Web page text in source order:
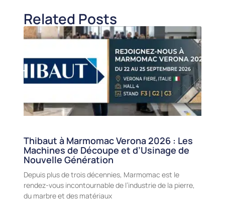
Related Posts
Thibaut à Marmomac Verona 2026 : Les
Machines de Découpe et d’Usinage de
Nouvelle Génération
Depuis plus de trois décennies, Marmomac est le
rendez-vous incontournable de l’industrie de la pierre,
du marbre et des matériaux